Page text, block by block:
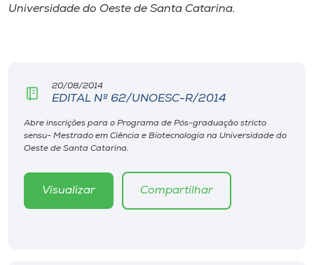
Editora
Rádio
Universidade do Oeste de Santa Catarina.
20/08/2014
EDITAL Nº 62/UNOESC-R/2014
Abre inscrições para o Programa de Pós-graduação stricto
sensu- Mestrado em Ciência e Biotecnologia na Universidade do
Oeste de Santa Catarina.
Visualizar Compartilhar